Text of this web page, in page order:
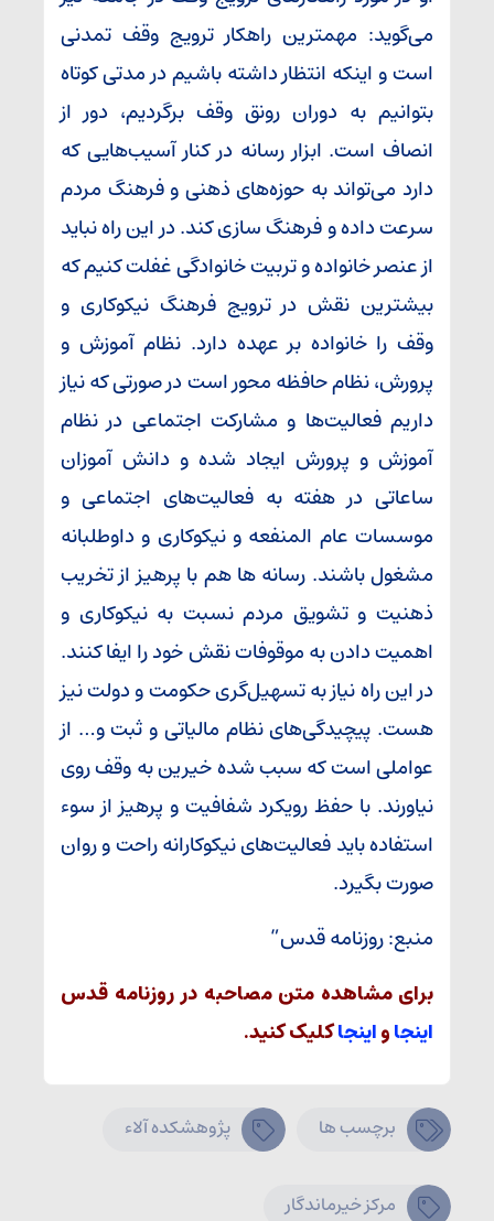
می‌گوید: مهمترین راهکار ترویج وقف تمدنی
است و اینکه انتظار داشته باشیم در مدتی کوتاه
بتوانیم به دوران رونق وقف برگردیم، دور از
انصاف است. ابزار رسانه در کنار آسیب‌هایی که
دارد می‌تواند به حوزه‌های ذهنی و فرهنگ مردم
سرعت داده و فرهنگ سازی کند. در این راه نباید
از عنصر خانواده و تربیت خانوادگی غفلت کنیم که
بیشترین نقش در ترویج فرهنگ نیکوکاری و
وقف را خانواده بر عهده دارد. نظام آموزش و
پرورش، نظام حافظه محور است در صورتی که نیاز
داریم فعالیت‌ها و مشارکت اجتماعی در نظام
آموزش و پرورش ایجاد شده و دانش آموزان
ساعاتی در هفته به فعالیت‌های اجتماعی و
موسسات عام المنفعه و نیکوکاری و داوطلبانه
مشغول باشند. رسانه ها هم با پرهیز از تخریب
ذهنیت و تشویق مردم نسبت به نیکوکاری و
اهمیت دادن به موقوفات نقش خود را ایفا کنند.
در این راه نیاز به تسهیل‌گری حکومت و دولت نیز
هست. پیچیدگی‌های نظام مالیاتی و ثبت و… از
عواملی است که سبب شده خیرین به وقف روی
نیاورند. با حفظ رویکرد شفافیت و پرهیز از سوء
استفاده باید فعالیت‌های نیکوکارانه راحت و روان
صورت بگیرد.
منبع: روزنامه قدس”
برای مشاهده متن مصاحبه در روزنامه قدس
اینجاواینجاکلیک کنید.
برچسب ها پژوهشکده آلاء
مرکز خیرماندگار